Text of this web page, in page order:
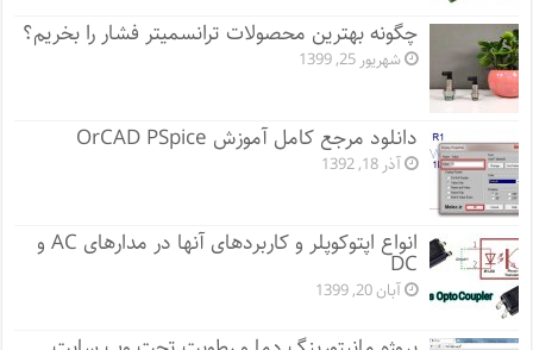
چگونه بهترین محصولات ترانسمیتر فشار را بخریم؟
شهریور 25, 1399
دانلود مرجع کامل آموزش OrCAD PSpice
آذر 18, 1392
انواع اپتوکوپلر و کاربردهای آنها در مدارهای AC و
DC
آبان 20, 1399